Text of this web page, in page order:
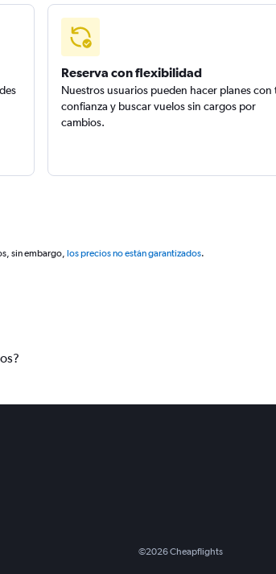
Reserva con flexibilidad
Nuestros usuarios pueden hacer planes con
confianza y buscar vuelos sin cargos por
cambios.
sin embargo, los precios no están garantizados.
©2026Cheapflights